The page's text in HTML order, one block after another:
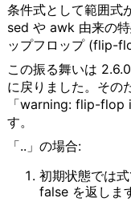
条件式として範囲式
sed や awk 由来の
ップフロップ (flip-
この振る舞いは
に戻りました。その
「warning: flip-flop
す。
「..」の場合:
初期状態では
false を返しま